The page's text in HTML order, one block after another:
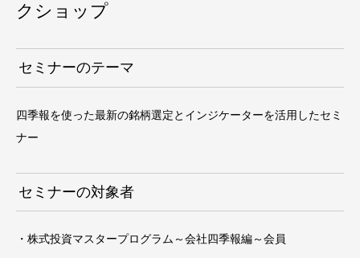
クショップ
セミナーのテーマ
四季報を使った最新の銘柄選定とインジケーターを活用したセミ
ナー
セミナーの対象者
・株式投資マスタープログラム～会社四季報編～会員